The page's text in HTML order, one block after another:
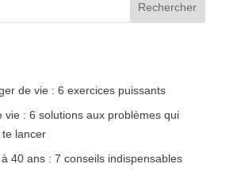
Rechercher
de vie : 6 exercices puissants
vie : 6 solutions aux problèmes qui
te lancer
40 ans : 7 conseils indispensables